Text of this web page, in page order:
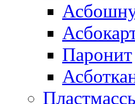
Паронит